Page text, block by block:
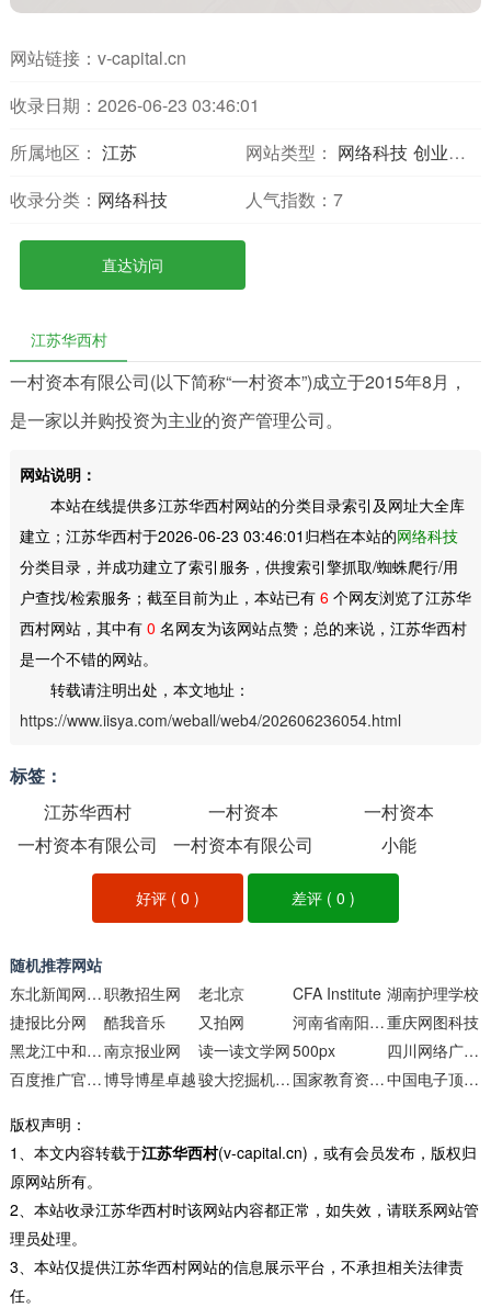
网站链接： v-capital.cn
收录日期：2026-06-23 03:46:01
所属地区： 江苏 网站类型： 网络科技 创业投资
收录分类： 网络科技 人气指数： 7
直达访问
江苏华西村
一村资本有限公司(以下简称“一村资本”)成立于2015年8月，
是一家以并购投资为主业的资产管理公司。
网站说明：
本站在线提供多江苏华西村网站的分类目录索引及网址大全库
建立；江苏华西村于2026-06-23 03:46:01归档在本站的网络科技
分类目录，并成功建立了索引服务，供搜索引擎抓取/蜘蛛爬行/用
户查找/检索服务；截至目前为止，本站已有 6个网友浏览了江苏华
西村网站，其中有 0 名网友为该网站点赞；总的来说，江苏华西村
是一个不错的网站。
转载请注明出处，本文地址：
https://www.iisya.com/weball/web4/202606236054.html
标签：
江苏华西村
一村资本
一村资本
一村资本有限公司
一村资本有限公司 小能
好评 (0 ) 差评 ( 0 )
随机推荐网站
东北新闻网教育频道职教招生网 老北京 CFA Institute 湖南护理学校
捷报比分网
酷我音乐 又拍网 河南省南阳市第五中学网站重庆网图科技
黑龙江中和堂易经研究院南京报业网 读一读文学网500px
四川网络广播电视台视频节目
百度推广官方网站博导博星卓越 骏大挖掘机技术培训学校 国家教育资源公共服务平台 中国电子顶级开发网
版权声明：
1、本文内容转载于江苏华西村(v-capital.cn)，或有会员发布，版权归
原网站所有。
2、本站收录江苏华西村时该网站内容都正常，如失效，请联系网站管
理员处理。
3、本站仅提供江苏华西村网站的信息展示平台，不承担相关法律责
任。